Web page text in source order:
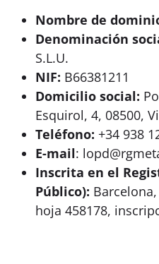
Nombre de
Denominación
S.L.U.
NIF: B66381211
Domicilio social:
Esquirol, 4, 08500,
Teléfono: +34 938
E-mail:
Inscrita en el
Público):
hoja 458178,